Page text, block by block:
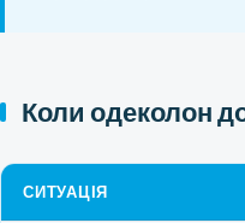
Коли одеколон
СИТУАЦІЯ